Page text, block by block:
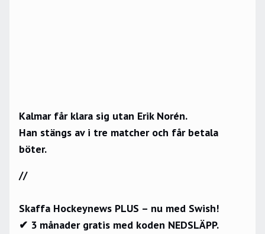
Kalmar får klara sig utan Erik Norén.
Han stängs av i tre matcher och får betala
böter.
//
Skaffa Hockeynews PLUS – nu med Swish!
✔ 3 månader gratis med koden NEDSLÄPP.